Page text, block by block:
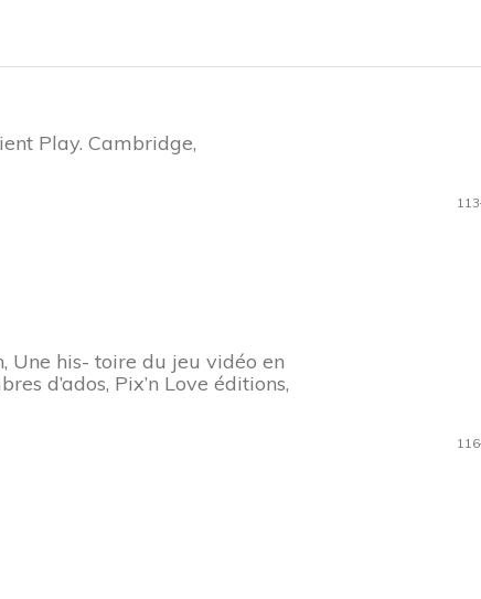
Play. Cambridge,
Une his- toire du jeu vidéo en
d’ados, Pix’n Love éditions,